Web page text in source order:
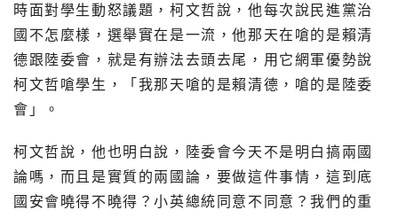
時面對學生動怒議題，柯文哲說，他每次說民進黨治
國不怎麼樣，選舉實在是一流，他那天在嗆的是賴清
德跟陸委會，就是有辦法去頭去尾，用它網軍優勢說
柯文哲嗆學生，「我那天嗆的是賴清德，嗆的是陸委
會」。
柯文哲說，他也明白說，陸委會今天不是明白搞兩國
論嗎，而且是實質的兩國論，要做這件事情，這到底
國安會曉得不曉得？小英總統同意不同意？我們的重